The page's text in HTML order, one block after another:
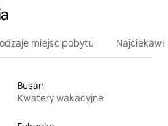
miejsc pobytu
Busan
Kwatery wakacyjne